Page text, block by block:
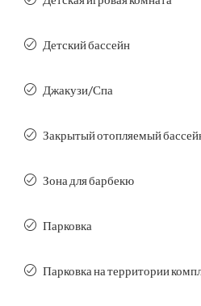
Детский бассейн
Джакузи/Спа
Закрытый отопляемый
Зона для барбекю
Парковка
Парковка на территории